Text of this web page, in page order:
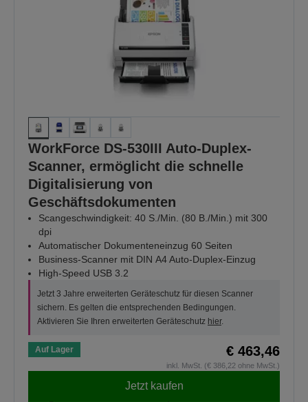
WorkForce DS-530III Auto-Duplex-
Scanner, ermöglicht die schnelle
Digitalisierung von
Geschäftsdokumenten
Scangeschwindigkeit: 40 S./Min. (80 B./Min.) mit 300
dpi
Automatischer Dokumenteneinzug 60 Seiten
Business-Scanner mit DIN A4 Auto-Duplex-Einzug
High-Speed USB 3.2
Jetzt 3 Jahre erweiterten Geräteschutz für diesen Scanner
sichern. Es gelten die entsprechenden Bedingungen.
Aktivieren Sie Ihren erweiterten Geräteschutz hier.
Auf Lager € 463,46
inkl. MwSt. (€ 386,22 ohne MwSt.)
Jetzt kaufen